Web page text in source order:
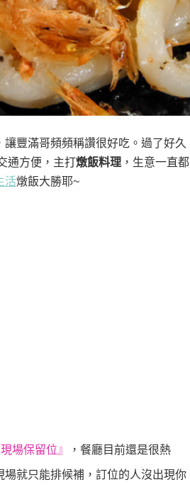
豐滿哥頻頻稱讚很好吃。過了好久
通方便，主打燉飯料理 ，生意一直都
活燉飯大勝耶~
場保留位』 ，餐廳目前還是很熱
就只能排候補，訂位的人沒出現你